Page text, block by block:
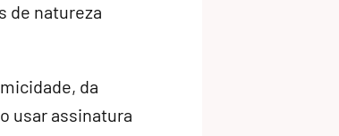
de natureza
da
usar assinatura